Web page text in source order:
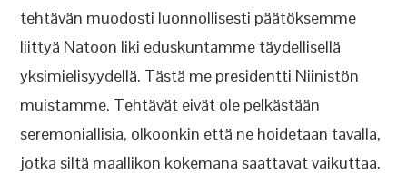
tehtävän muodosti luonnollisesti päätöksemme
liittyä Natoon liki eduskuntamme täydellisellä
yksimielisyydellä. Tästä me presidentti Niinistön
muistamme. Tehtävät eivät ole pelkästään
seremoniallisia, olkoonkin että ne hoidetaan tavalla,
jotka siltä maallikon kokemana saattavat vaikuttaa.